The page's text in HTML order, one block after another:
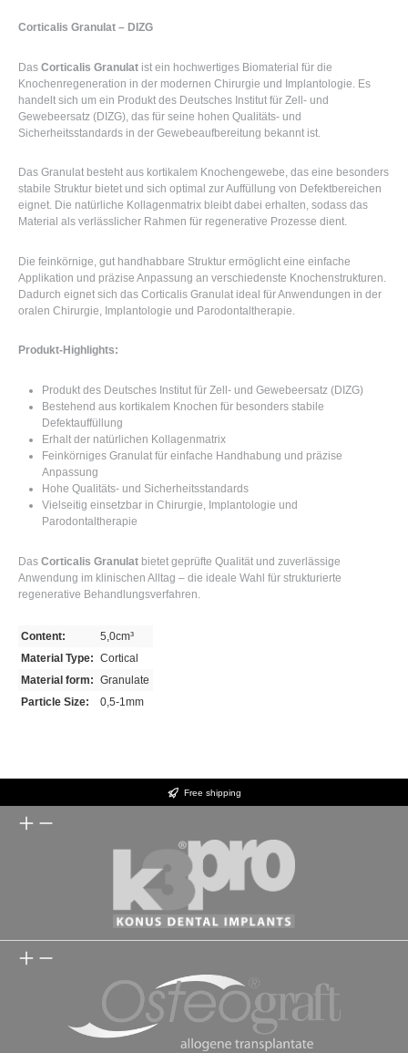
Corticalis Granulat – DIZG
Das Corticalis Granulat ist ein hochwertiges Biomaterial für die
Knochenregeneration in der modernen Chirurgie und Implantologie. Es
handelt sich um ein Produkt des Deutsches Institut für Zell- und
Gewebeersatz (DIZG) , das für seine hohen Qualitäts- und
Sicherheitsstandards in der Gewebeaufbereitung bekannt ist.
Das Granulat besteht aus kortikalem Knochengewebe, das eine besonders
stabile Struktur bietet und sich optimal zur Auffüllung von Defektbereichen
eignet. Die natürliche Kollagenmatrix bleibt dabei erhalten, sodass das
Material als verlässlicher Rahmen für regenerative Prozesse dient.
Die feinkörnige, gut handhabbare Struktur ermöglicht eine einfache
Applikation und präzise Anpassung an verschiedenste Knochenstrukturen.
Dadurch eignet sich das Corticalis Granulat ideal für Anwendungen in der
oralen Chirurgie, Implantologie und Parodontaltherapie.
Produkt-Highlights:
Produkt des Deutsches Institut für Zell- und Gewebeersatz (DIZG)
Bestehend aus kortikalem Knochen für besonders stabile
Defektauffüllung
Erhalt der natürlichen Kollagenmatrix
Feinkörniges Granulat für einfache Handhabung und präzise
Anpassung
Hohe Qualitäts- und Sicherheitsstandards
Vielseitig einsetzbar in Chirurgie, Implantologie und
Parodontaltherapie
Das Corticalis Granulat bietet geprüfte Qualität und zuverlässige
Anwendung im klinischen Alltag – die ideale Wahl für strukturierte
regenerative Behandlungsverfahren.
Content:
5,0cm³
Material Type: Cortical
Material form: Granulate
Particle Size:
0,5-1mm
Free shipping